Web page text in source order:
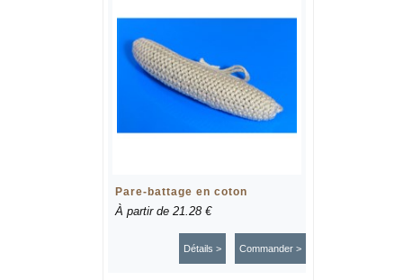
Pare-battage en coton
À partir de 21.28 €
Commander >
Détails >